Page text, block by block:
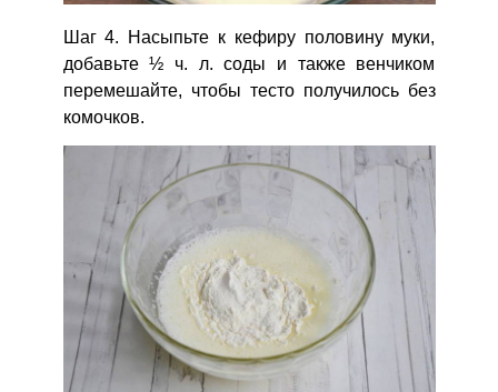
Шаг 4. Насыпьте к кефиру половину муки,
добавьте ½ ч. л. соды и также венчиком
перемешайте, чтобы тесто получилось без
комочков.